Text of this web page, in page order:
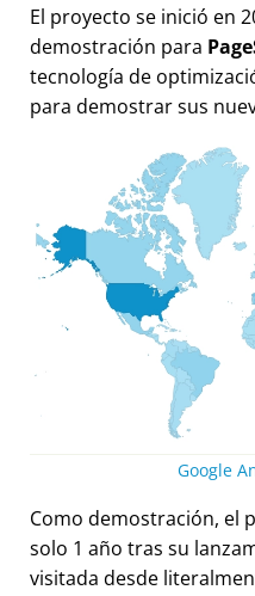
El proyecto se inició en
demostración para
tecnología de
para demostrar sus
Google
Como demostración, el
solo 1 año tras su
visitada desde